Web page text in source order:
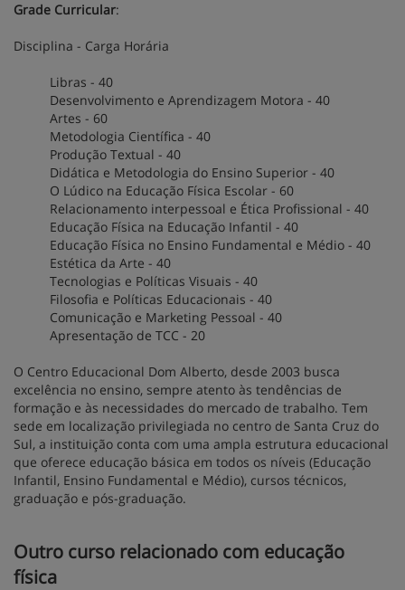
Grade Curricular:
Disciplina - Carga Horária
Libras - 40
Desenvolvimento e Aprendizagem Motora - 40
Artes - 60
Metodologia Científica - 40
Produção Textual - 40
Didática e Metodologia do Ensino Superior - 40
O Lúdico na Educação Física Escolar - 60
Relacionamento interpessoal e Ética Profissional - 40
Educação Física na Educação Infantil - 40
Educação Física no Ensino Fundamental e Médio - 40
Estética da Arte - 40
Tecnologias e Políticas Visuais - 40
Filosofia e Políticas Educacionais - 40
Comunicação e Marketing Pessoal - 40
Apresentação de TCC - 20
O Centro Educacional Dom Alberto, desde 2003 busca
excelência no ensino, sempre atento às tendências de
formação e às necessidades do mercado de trabalho. Tem
sede em localização privilegiada no centro de Santa Cruz do
Sul, a instituição conta com uma ampla estrutura educacional
que oferece educação básica em todos os níveis (Educação
Infantil, Ensino Fundamental e Médio), cursos técnicos,
graduação e pós-graduação.
Outro curso relacionado com educação
física